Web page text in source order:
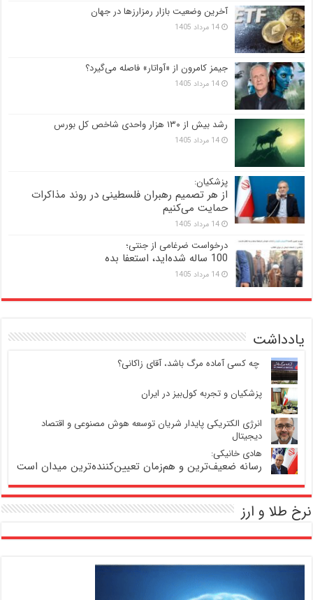
آخرین وضعیت بازار رمزارزها در جهان
14 مرداد 1405
جیمز کامرون از «آواتار» فاصله می‌گیرد؟
14 مرداد 1405
رشد بیش از ۱۳۰ هزار واحدی شاخص کل بورس
14 مرداد 1405
پزشکیان:
از هر تصمیم رهبران فلسطینی در روند مذاکرات
حمایت می‌کنیم
14 مرداد 1405
درخواست ضرغامی از جنتی؛
100 ساله شده‌اید، استعفا بده
14 مرداد 1405
یادداشت
‍ چه کسی آماده مرگ باشد، آقای زاکانی؟
پزشکیان و تجربه کول‌بیز در ایران
انرژی الکتریکی پایدار شریان توسعه هوش مصنوعی و اقتصاد
دیجیتال
هادی خانیکی:
رسانه ضعیف‌ترین و هم‌زمان تعیین‌کننده‌ترین میدان است
نرخ طلا و ارز